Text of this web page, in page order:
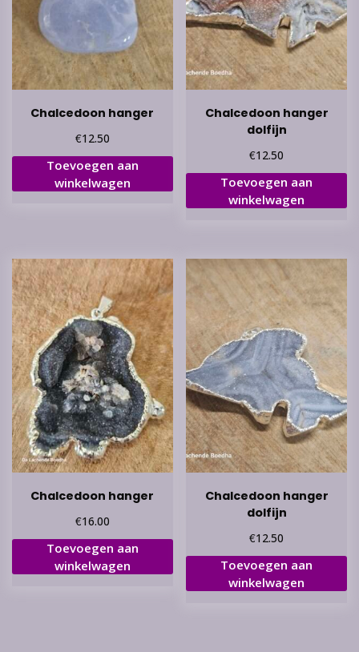
Chalcedoon hanger
€12.50
Toevoegen aan
winkelwagen
Chalcedoon hanger
dolfijn
€12.50
Toevoegen aan
winkelwagen
Chalcedoon hanger
€16.00
Toevoegen aan
winkelwagen
Chalcedoon hanger
dolfijn
€12.50
Toevoegen aan
winkelwagen